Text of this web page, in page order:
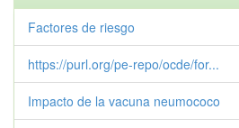
Factores de riesgo
https://purl.org/pe-repo/ocde/for...
Impacto de la vacuna neumococo